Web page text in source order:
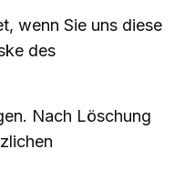
wenn Sie uns diese
des
Nach Löschung